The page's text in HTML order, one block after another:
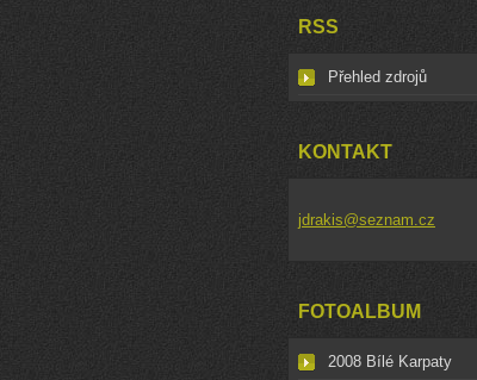
RSS
Přehled zdrojů
KONTAKT
jdrakis@seznam.cz
FOTOALBUM
2008 Bílé Karpaty